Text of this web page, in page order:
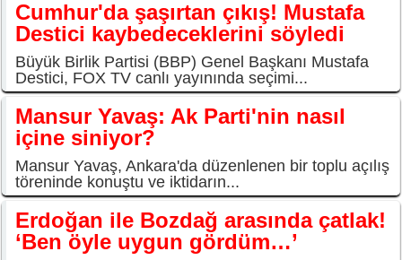
Cumhur'da şaşırtan çıkış! Mustafa
Destici kaybedeceklerini söyledi
Büyük Birlik Partisi (BBP) Genel Başkanı Mustafa
Destici, FOX TV canlı yayınında seçimi...
Mansur Yavaş: Ak Parti'nin nasıl
içine siniyor?
Mansur Yavaş, Ankara'da düzenlenen bir toplu açılış
töreninde konuştu ve iktidarın...
Erdoğan ile Bozdağ arasında çatlak!
‘Ben öyle uygun gördüm…’